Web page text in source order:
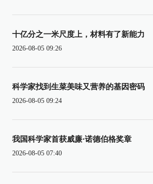
十亿分之一米尺度上，材料有了新能力
2026-08-05 09:26
科学家找到生菜美味又营养的基因密码
2026-08-05 09:24
我国科学家首获威廉·诺德伯格奖章
2026-08-05 07:40